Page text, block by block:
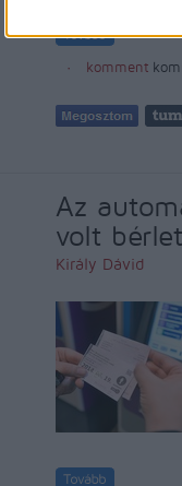
komment
Az
volt
Király Dávid